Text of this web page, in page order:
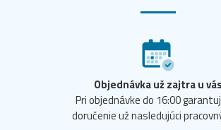
Objednávka už zajtra u vás
Pri objednávke do 16:00
doručenie už nasledujúci